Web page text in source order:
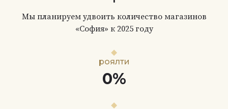
Мы планируем удвоить количество магазинов
«София» к 2025 году
роялти
0%